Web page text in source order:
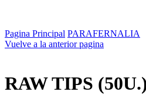
Pagina Principal PARAFERNALIA
Vuelve a la anterior pagina
RAW TIPS